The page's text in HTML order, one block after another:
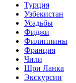
Турция
Узбекистан
Усадьбы
Фиджи
Филиппины
Франция
Чили
Шри Ланка
Экскурсии